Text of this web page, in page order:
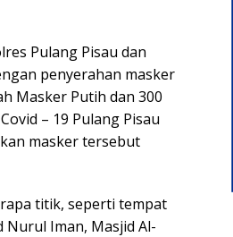
Pulang Pisau dan
penyerahan masker
Masker Putih dan 300
– 19 Pulang Pisau
masker tersebut
titik, seperti tempat
Nurul Iman, Masjid Al-